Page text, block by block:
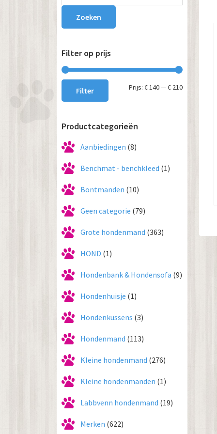
Zoeken
Filter op prijs
Min.
Max.
Filter Prijs: € 140—€ 210
Productcategorieën
Aanbiedingen (8)
Benchmat - benchkleed (1)
Bontmanden (10)
Geen categorie (79)
Grote hondenmand (363)
HOND (1)
Hondenbank & Hondensofa (9)
Hondenhuisje (1)
Hondenkussens (3)
Hondenmand (113)
Kleine hondenmand (276)
Kleine hondenmanden (1)
Labbvenn hondenmand (19)
Merken (622)